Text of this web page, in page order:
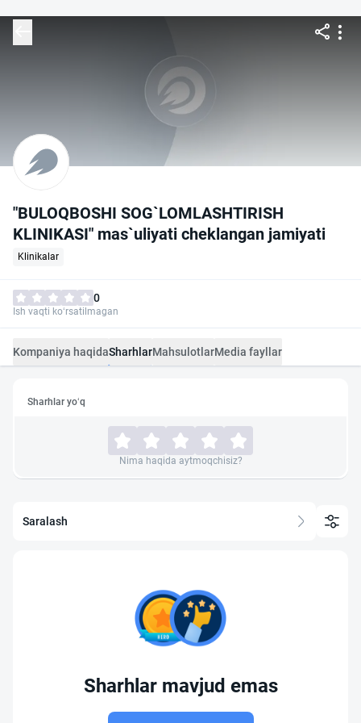
"BULOQBOSHI SOG`LOMLASHTIRISH
KLINIKASI" mas`uliyati cheklangan jamiyati
Klinikalar
0
Ish vaqti ko‘rsatilmagan
Kompaniya haqidaSharhlarMahsulotlarMedia fayllar
Sharhlar yo‘q
Nima haqida aytmoqchisiz?
Saralash
Sharhlar mavjud emas